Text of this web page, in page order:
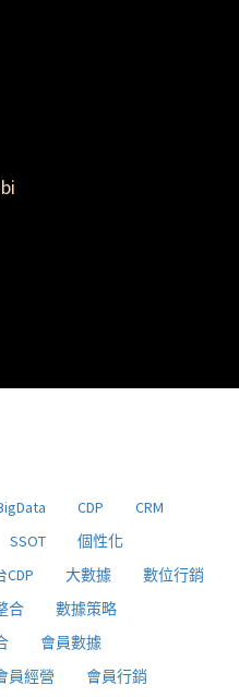
CDP
CRM
SSOT
個性化
大數據
數位行銷
合
數據策略
會員數據
員經營 會員行銷